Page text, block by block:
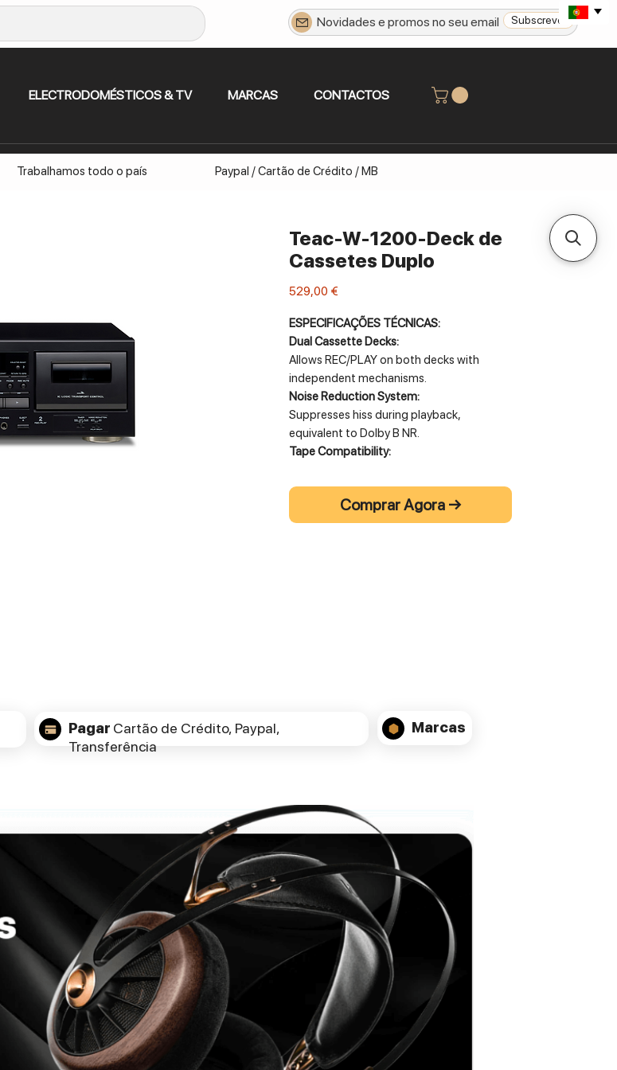
Subscrever
ELECTRODOMÉSTICOS & TV MARCAS CONTACTOS
Trabalhamos todo o país Paypal / Cartão de Crédito / MB
Teac-W-1200-Deck de
Cassetes Duplo
529,00 €
ESPECIFICAÇÕES TÉCNICAS:
Dual Cassette Decks:
Allows REC/PLAY on both decks with
independent mechanisms.
Noise Reduction System:
Suppresses hiss during playback,
equivalent to Dolby B NR.
Tape Compatibility:
support REC/PLAY with auto-detection.
Metal (Type IV) tapes support auto-detect
during playback.
Allows simultaneous recording to two
Digital Tape Counters:
Four-digit counters for accurate tape
position tracking.
RTZ (Return to Zero) Function:
Enables one-touch return to the tape
counter "0000" position.
Repeat Play:
Playback stops after a maximum of 20
repetitions.
Pitch Control:
±12% pitch control available for TAPE 1
playback only.
Fluorescent Display:
Dimmable display with level meters for
Comprar Agora →
Pagar Cartão de Crédito, Paypal,
Transferência
Marcas